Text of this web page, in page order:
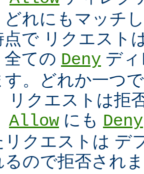
どれにもマッチ
点で リクエスト
全ての Deny デ
す。どれか一つ
リクエストは拒
Allow にも Deny
リクエストは デ
るので拒否され